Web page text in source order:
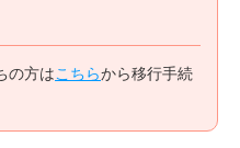
の方はこちらから移行手続